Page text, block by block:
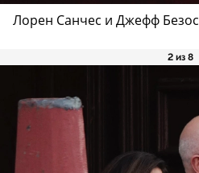
Лорен Санчес и Джефф Безос
2 из 8